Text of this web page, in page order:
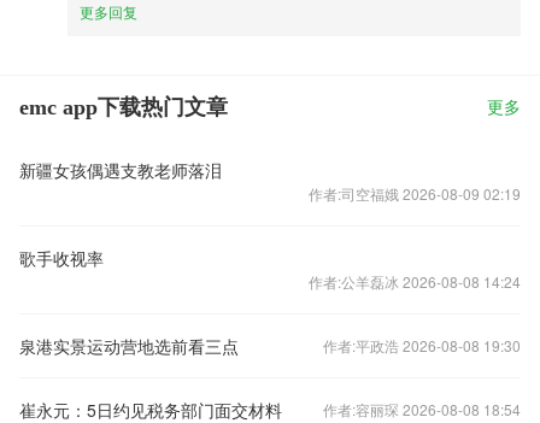
更多回复
emc app下载热门文章 更多
新疆女孩偶遇支教老师落泪
作者:司空福娥 2026-08-09 02:19
歌手收视率
作者:公羊磊冰 2026-08-08 14:24
泉港实景运动营地选前看三点 作者:平政浩 2026-08-08 19:30
崔永元：5日约见税务部门面交材料 作者:容丽琛 2026-08-08 18:54